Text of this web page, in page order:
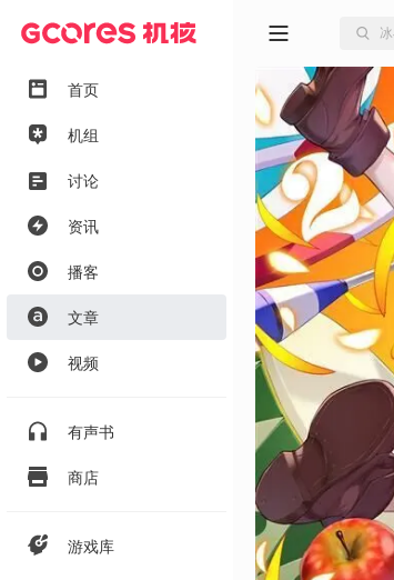
首页
机组
讨论
资讯
播客
文章
视频
有声书
商店
游戏库